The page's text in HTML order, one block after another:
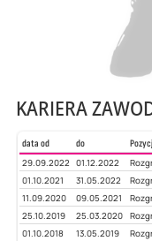
KARIERA
data od do
29.09.2022
01.12.2022
01.10.2021 31.05.2022
11.09.2020 09.05.2021
25.10.2019 25.03.2020
01.10.2018 13.05.2019